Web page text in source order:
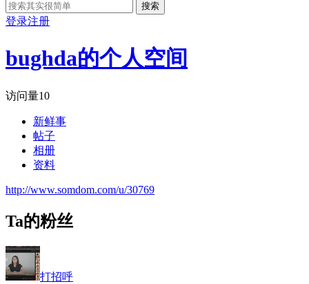
搜索
登录注册
bughda的个人空间
访问量10
新鲜事
帖子
相册
资料
http://www.somdom.com/u/30769
Ta的粉丝
打招呼